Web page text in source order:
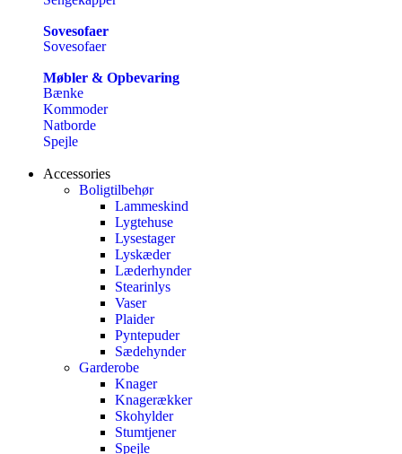
Sovesofaer
Sovesofaer
Møbler & Opbevaring
Bænke
Kommoder
Natborde
Spejle
Accessories
Boligtilbehør
Lammeskind
Lygtehuse
Lysestager
Lyskæder
Læderhynder
Stearinlys
Vaser
Plaider
Pyntepuder
Sædehynder
Garderobe
Knager
Knagerækker
Skohylder
Stumtjener
Spejle